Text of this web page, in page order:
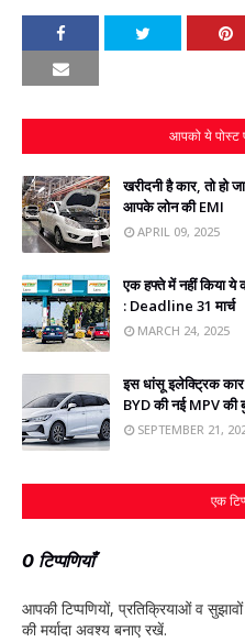
आपको ये
खरीदनी है कार, तो हो
आपके लोन की EMI
APRIL 09, 2025
एक हफ्ते में नहीं किया ये
: Deadline 31 मार्च
MARCH 24, 2025
इस धांसू इलेक्ट्रिक
BYD की नई MPV की
SEPTEMBER 21,
एक
0 टिप्पणियाँ
आपकी टिप्‍पणियों, प्रतिक्रियाओं व
की मर्यादा अवश्‍य बनाए रखें.